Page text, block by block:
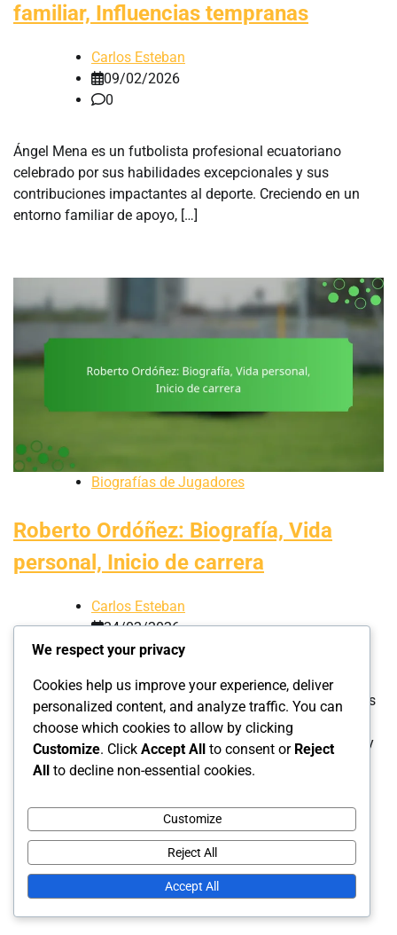
familiar, Influencias tempranas
Carlos Esteban
09/02/2026
0
Ángel Mena es un futbolista profesional ecuatoriano
celebrado por sus habilidades excepcionales y sus
contribuciones impactantes al deporte. Creciendo en un
entorno familiar de apoyo, […]
Biografías de Jugadores
Roberto Ordóñez: Biografía, Vida
personal, Inicio de carrera
Carlos Esteban
24/02/2026
0
Roberto Ordóñez es una figura notable reconocida por sus
contribuciones en las artes y el servicio comunitario,
mostrando una combinación de determinación personal y
logros […]
Leave a Reply
Your email address will not be published.
We respect your privacy
Cookies help us improve your experience, deliver
personalized content, and analyze traffic. You can
choose which cookies to allow by clicking
Customize. Click Accept All to consent or Reject
All to decline non-essential cookies.
Customize
Reject All
Accept All